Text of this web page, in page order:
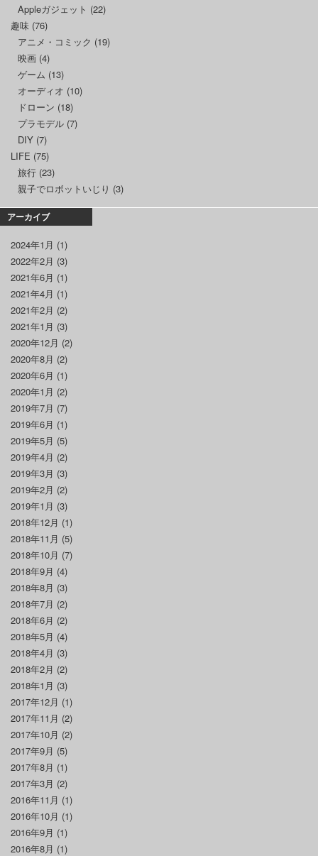
Appleガジェット (22)
趣味 (76)
アニメ・コミック (19)
映画 (4)
ゲーム (13)
オーディオ (10)
ドローン (18)
プラモデル (7)
DIY (7)
LIFE (75)
旅行 (23)
親子でロボットいじり (3)
アーカイブ
2024年1月 (1)
2022年2月 (3)
2021年6月 (1)
2021年4月 (1)
2021年2月 (2)
2021年1月 (3)
2020年12月 (2)
2020年8月 (2)
2020年6月 (1)
2020年1月 (2)
2019年7月 (7)
2019年6月 (1)
2019年5月 (5)
2019年4月 (2)
2019年3月 (3)
2019年2月 (2)
2019年1月 (3)
2018年12月 (1)
2018年11月 (5)
2018年10月 (7)
2018年9月 (4)
2018年8月 (3)
2018年7月 (2)
2018年6月 (2)
2018年5月 (4)
2018年4月 (3)
2018年2月 (2)
2018年1月 (3)
2017年12月 (1)
2017年11月 (2)
2017年10月 (2)
2017年9月 (5)
2017年8月 (1)
2017年3月 (2)
2016年11月 (1)
2016年10月 (1)
2016年9月 (1)
2016年8月 (1)